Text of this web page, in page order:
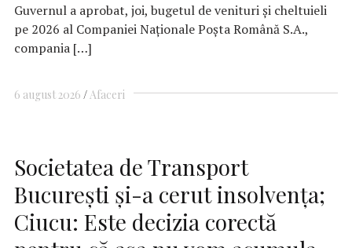
Guvernul a aprobat, joi, bugetul de venituri şi cheltuieli
pe 2026 al Companiei Naţionale Poşta Română S.A.,
compania […]
6 august 2026 Afaceri
Societatea de Transport
Bucureşti şi-a cerut insolvenţa;
Ciucu: Este decizia corectă